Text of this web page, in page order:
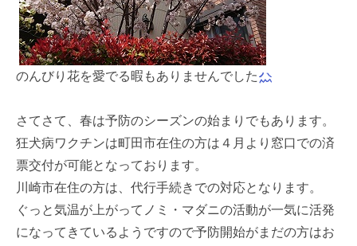
のんびり花を愛でる暇もありませんでした
さてさて、春は予防のシーズンの始まりでもあります。
狂犬病ワクチンは町田市在住の方は４月より窓口での済
票交付が可能となっております。
川崎市在住の方は、代行手続きでの対応となります。
ぐっと気温が上がってノミ・マダニの活動が一気に活発
になってきているようですので予防開始がまだの方はお